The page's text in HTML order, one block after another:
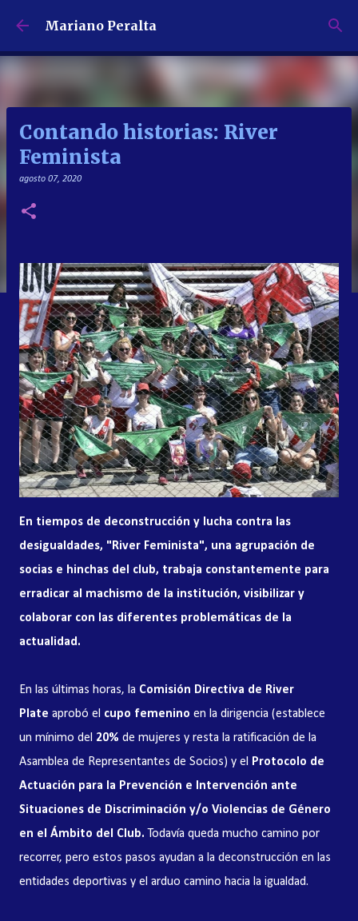
Ir al contenido principal
Mariano Peralta
Contando historias: River
Feminista
agosto 07, 2020
En tiempos de deconstrucción y lucha contra las
desigualdades, "River Feminista", una agrupación de
socias e hinchas del club, trabaja constantemente para
erradicar al machismo de la institución, visibilizar y
colaborar con las diferentes problemáticas de la
actualidad.
En las últimas horas, la Comisión Directiva de River
Plate aprobó el cupo femenino en la dirigencia (establece
un mínimo del 20% de mujeres y resta la ratificación de la
Asamblea de Representantes de Socios) y el
Protocolo de
Actuación para la Prevención e Intervención ante
Situaciones de Discriminación y/o Violencias de Género
en el Ámbito del Club. Todavía queda mucho camino por
recorrer, pero estos pasos ayudan a la deconstrucción en las
entidades deportivas y el arduo camino hacia la igualdad.